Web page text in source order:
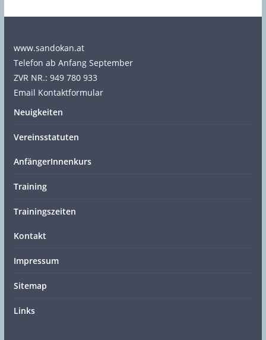
www.sandokan.at
Telefon ab Anfang September
ZVR NR.: 949 780 933
Email Kontaktformular
Neuigkeiten
Vereinsstatuten
AnfängerInnenkurs
Training
Trainingszeiten
Kontakt
Impressum
Sitemap
Links